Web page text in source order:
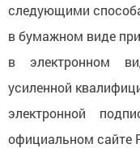
следующими
в бумажном виде
в электронном
усиленной
электронной
официальном сайте